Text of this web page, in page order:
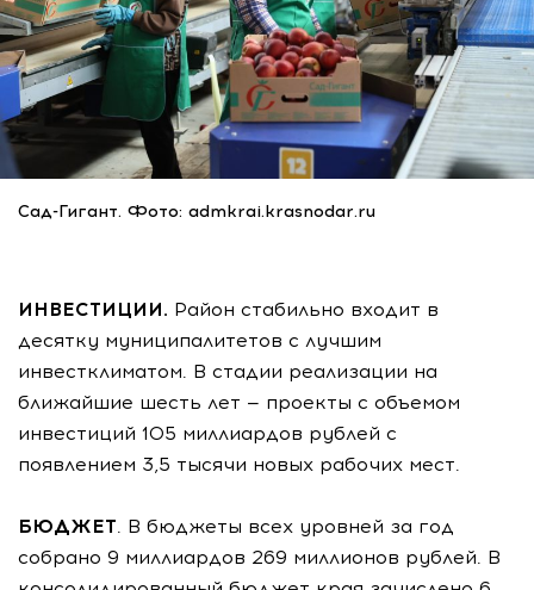
Сад-Гигант. Фото: admkrai.krasnodar.ru
ИНВЕСТИЦИИ. Район стабильно входит в
десятку муниципалитетов с лучшим
инвестклиматом. В стадии реализации на
ближайшие шесть лет — проекты с объемом
инвестиций 105 миллиардов рублей с
появлением 3,5 тысячи новых рабочих мест.
БЮДЖЕТ. В бюджеты всех уровней за год
собрано 9 миллиардов 269 миллионов рублей. В